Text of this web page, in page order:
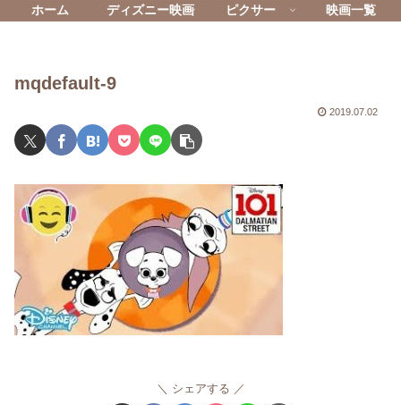
ホーム ディズニー映画 ピクサー 映画一覧
mqdefault-9
2019.07.02
シェアする